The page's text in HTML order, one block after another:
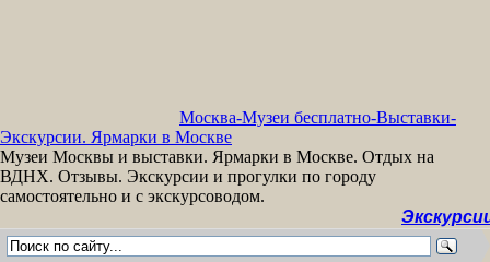
Москва-Музеи бесплатно-Выставки-
Экскурсии. Ярмарки в Москве
Музеи Москвы и выставки. Ярмарки в Москве. Отдых на
ВДНХ. Отзывы. Экскурсии и прогулки по городу
самостоятельно и с экскурсоводом.
Экскурсии